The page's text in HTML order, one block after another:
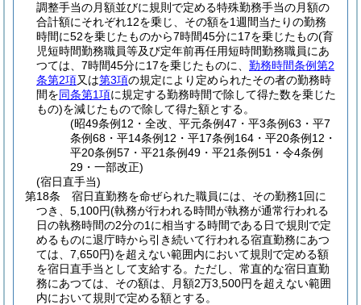
調整手当の月額並びに規則で定める特殊勤務手当の月額の
合計額にそれぞれ12を乗じ、その額を1週間当たりの勤務
時間に52を乗じたものから7時間45分に17を乗じたもの(育
児短時間勤務職員等及び定年前再任用短時間勤務職員にあ
つては、7時間45分に17を乗じたものに、 勤務時間条例第2
条第2項又は第3項の規定により定められたその者の勤務時
間を同条第1項に規定する勤務時間で除して得た数を乗じた
もの)を減じたもので除して得た額とする。
(昭49条例12・全改、平元条例47・平3条例63・平7
条例68・平14条例12・平17条例164・平20条例12・
平20条例57・平21条例49・平21条例51・令4条例
29・一部改正)
(宿日直手当)
第18条
宿日直勤務を命ぜられた職員には、その勤務1回に
つき、5,100円(執務が行われる時間が執務が通常行われる
日の執務時間の2分の1に相当する時間である日で規則で定
めるものに退庁時から引き続いて行われる宿直勤務にあつ
ては、7,650円)を超えない範囲内において規則で定める額
を宿日直手当として支給する。 ただし、常直的な宿日直勤
務にあつては、その額は、月額2万3,500円を超えない範囲
内において規則で定める額とする。